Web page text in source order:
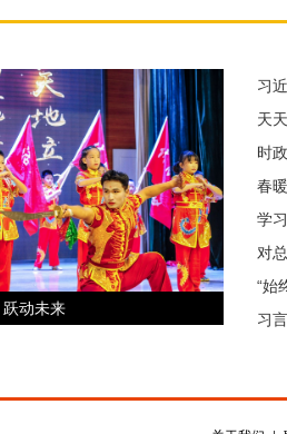
动未来
习
天
时
春
学
对
“始
习